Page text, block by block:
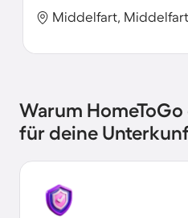
Warum
für deine